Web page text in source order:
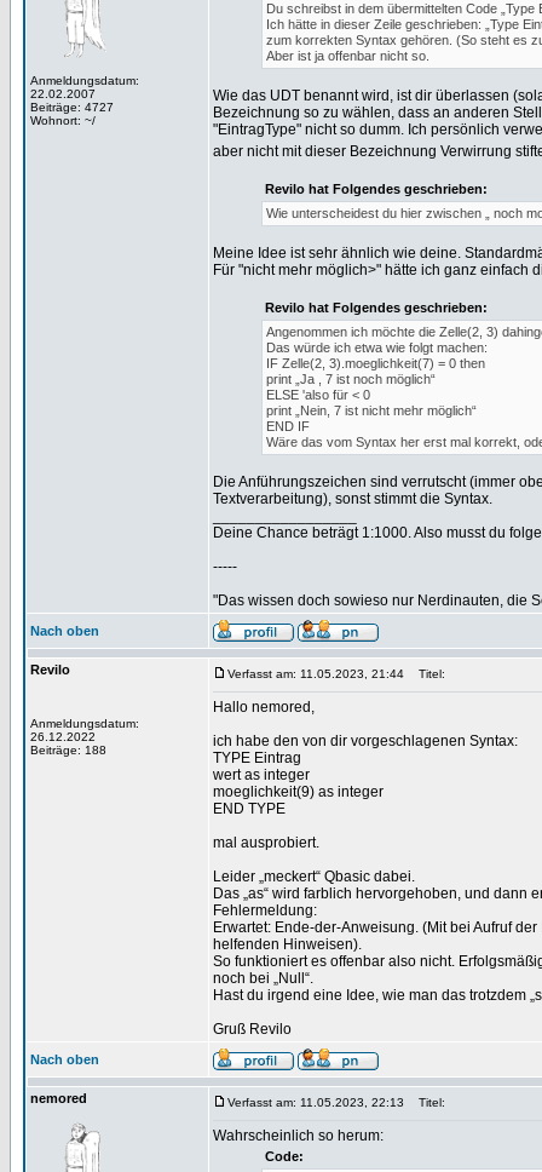
Anmeldungsdatum:
22.02.2007
Beiträge: 4727
Wohnort: ~/
Du schreibst in dem übermittelten Code
Ich hätte in dieser Zeile geschrieben: „Type
zum korrekten Syntax gehören. (So steht es
Aber ist ja offenbar nicht so.
Wie das UDT benannt wird, ist dir überlassen
Bezeichnung so zu wählen, dass an anderen
"EintragType" nicht so dumm. Ich persönlich
aber nicht mit dieser Bezeichnung Verwirrung
Revilo hat Folgendes geschrieben:
Wie unterscheidest du hier zwischen „ noch
Meine Idee ist sehr ähnlich wie deine.
Für "nicht mehr möglich>" hätte ich ganz einfach
Revilo hat Folgendes geschrieben:
Angenommen ich möchte die Zelle(2, 3)
Das würde ich etwa wie folgt machen:
IF Zelle(2, 3).moeglichkeit(7) = 0 then
print „Ja , 7 ist noch möglich“
ELSE 'also für < 0
print „Nein, 7 ist nicht mehr möglich“
END IF
Wäre das vom Syntax her erst mal korrekt,
Die Anführungszeichen sind verrutscht (immer
Textverarbeitung), sonst stimmt die Syntax.
Deine Chance beträgt 1:1000. Also musst du
-----
"Das wissen doch sowieso nur Nerdinauten, die
Nach oben
Revilo
Anmeldungsdatum:
26.12.2022
Beiträge: 188
Verfasst am: 11.05.2023, 21:44 Titel:
Hallo nemored,
ich habe den von dir vorgeschlagenen Syntax:
TYPE Eintrag
wert as integer
moeglichkeit(9) as integer
END TYPE
mal ausprobiert.
Leider „meckert“ Qbasic dabei.
Das „as“ wird farblich hervorgehoben, und dann
Fehlermeldung:
Erwartet: Ende-der-Anweisung. (Mit bei Aufruf
helfenden Hinweisen).
So funktioniert es offenbar also nicht.
noch bei „Null“.
Hast du irgend eine Idee, wie man das trotzdem
Gruß Revilo
Nach oben
nemored Verfasst am: 11.05.2023, 22:13 Titel:
Wahrscheinlich so herum:
Code: